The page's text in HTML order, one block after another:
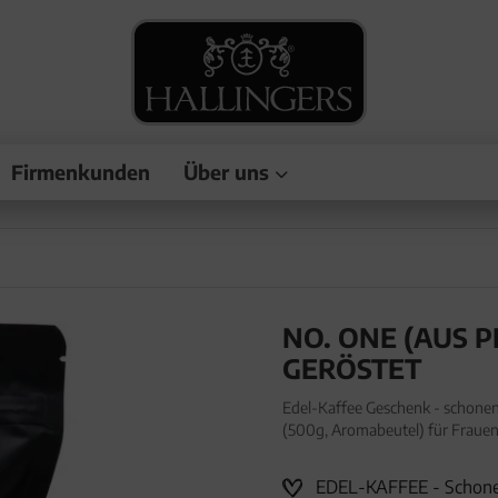
Firmenkunden Über uns
NO. ONE (AUS
GERÖSTET
Edel-Kaffee Geschenk -
(500g, Aromabeutel) für
EDEL-KAFFEE -